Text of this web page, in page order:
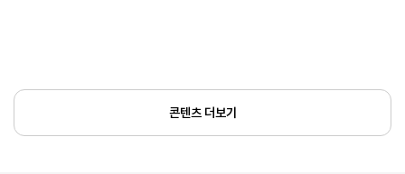
콘텐츠 더보기